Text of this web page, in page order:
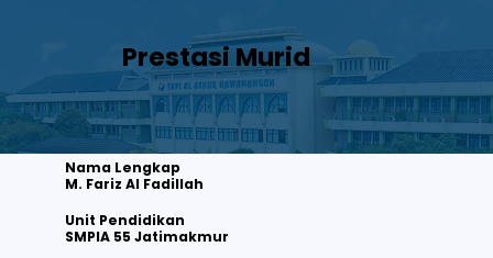
M. Fariz Al Fadillah
Prestasi Murid
Nama Lengkap
M. Fariz Al Fadillah
Unit Pendidikan
SMPIA 55 Jatimakmur